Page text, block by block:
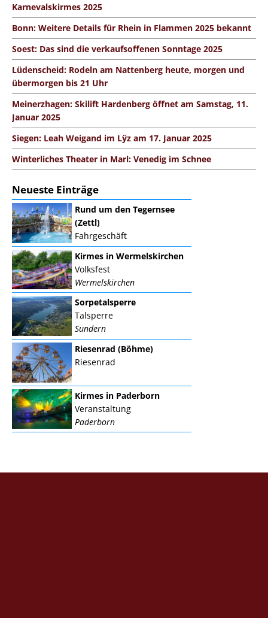
Karnevalskirmes 2025
Bonn: Weitere Details für Rhein in Flammen 2025 bekannt
Soest: Das sind die verkaufsoffenen Sonntage 2025
Lüdenscheid: Rodeln am Nattenberg heute, morgen und
übermorgen bis 21 Uhr
Meinerzhagen: Skilift Hardenberg öffnet am Samstag, 11.
Januar 2025
Siegen: Leah Weigand im Lÿz am 17. Januar 2025
Winterliches Theater in Marl: Venedig im Schnee
Neueste Einträge
Rund um den Tegernsee
(Zettl)
Fahrgeschäft
Kirmes in Wermelskirchen
Volksfest
Wermelskirchen
Sorpetalsperre
Talsperre
Sundern
Riesenrad (Böhme)
Riesenrad
Kirmes in Paderborn
Veranstaltung
Paderborn